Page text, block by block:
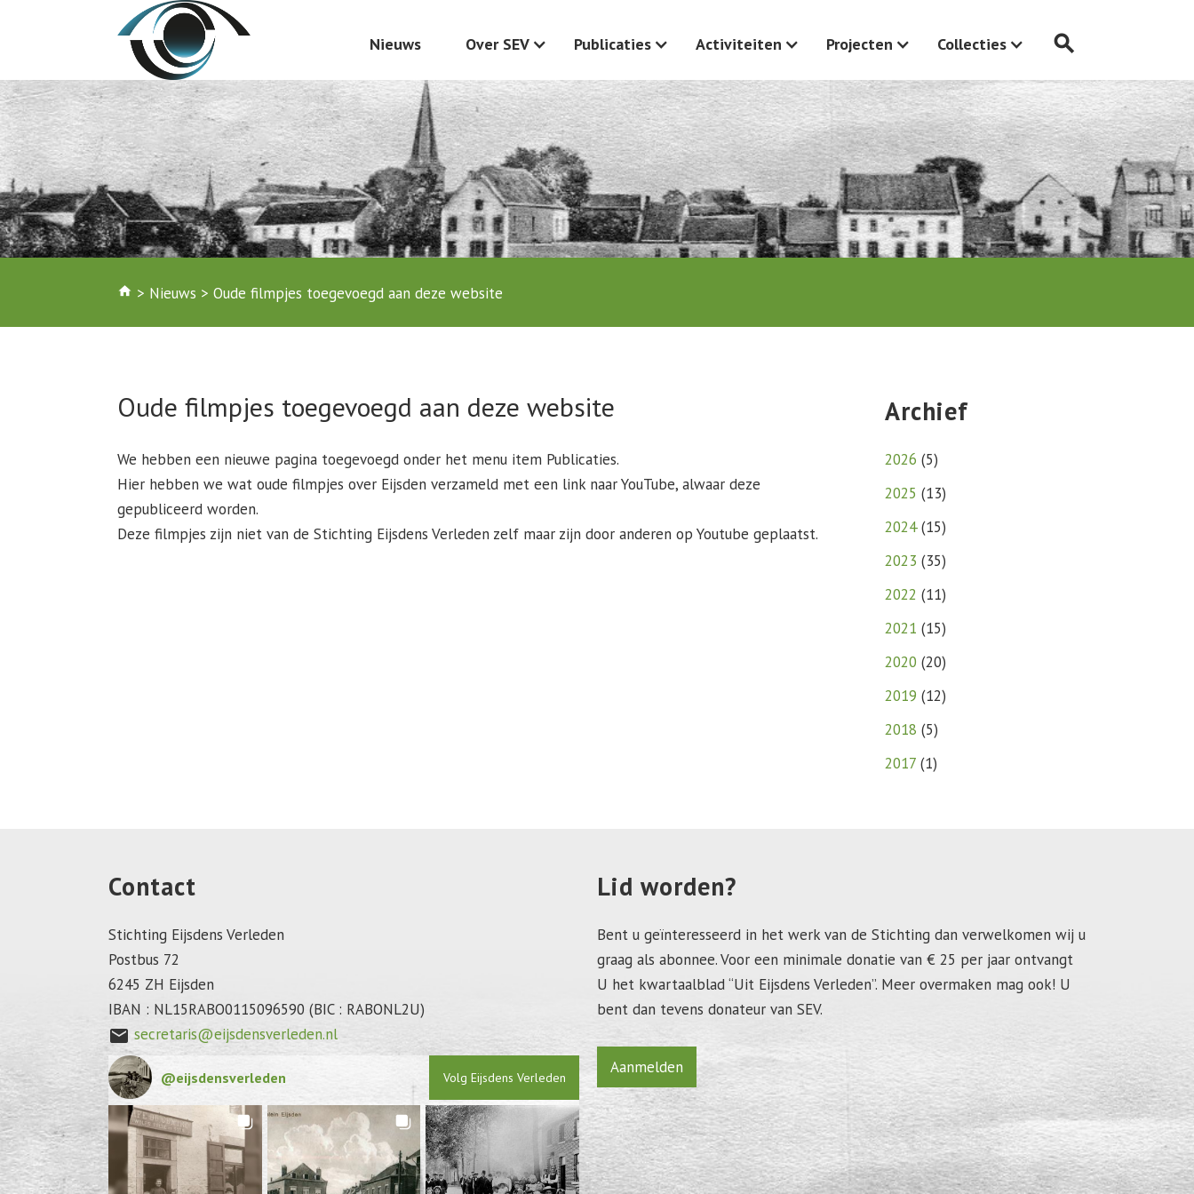
Nieuws Over SEV Publicaties Activiteiten Projecten Collecties search
home > Nieuws > Oude filmpjes toegevoegd aan deze website
Oude filmpjes toegevoegd aan deze website
We hebben een nieuwe pagina toegevoegd onder het menu item Publicaties.
Hier hebben we wat oude filmpjes over Eijsden verzameld met een link naar YouTube, alwaar deze
gepubliceerd worden.
Deze filmpjes zijn niet van de Stichting Eijsdens Verleden zelf maar zijn door anderen op Youtube geplaatst.
Archief
2026 (5)
2025 (13)
2024 (15)
2023 (35)
2022 (11)
2021 (15)
2020 (20)
2019 (12)
2018 (5)
2017 (1)
Contact
Stichting Eijsdens Verleden
Postbus 72
6245 ZH Eijsden
IBAN : NL15RABO0115096590 (BIC : RABONL2U)
mail secretaris@eijsdensverleden.nl
@eijsdensverleden Volg Eijsdens Verleden
Lid worden?
Bent u geïnteresseerd in het werk van de Stichting dan verwelkomen wij u
graag als abonnee. Voor een minimale donatie van € 25 per jaar ontvangt
U het kwartaalblad “Uit Eijsdens Verleden”. Meer overmaken mag ook! U
bent dan tevens donateur van SEV.
Aanmelden